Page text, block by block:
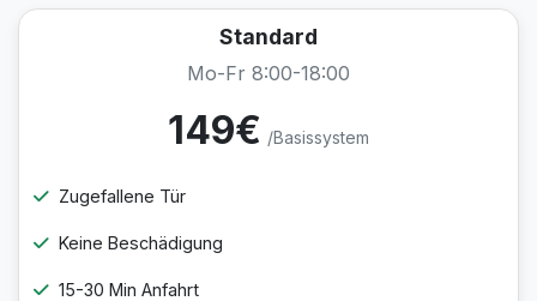
Standard
Mo-Fr 8:00-18:00
149€ /Basissystem
Zugefallene Tür
Keine Beschädigung
15-30 Min Anfahrt